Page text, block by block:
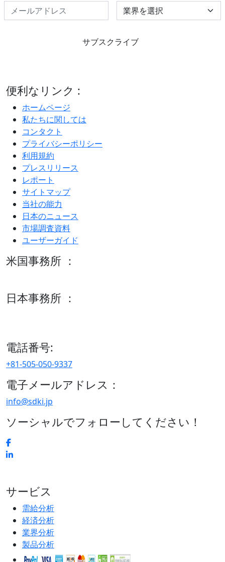
Select Industry
サブスクライブ
便利なリンク :
ホームページ
私たちに関しては
コンタクト
プライバシーポリシー
利用規約
プレスリリース
レポート
サイトマップ
当社の能力
日本のニュース
市場調査資料
ユーザーガイド
米国事務所 ：
日本事務所 ：
電話番号:
+81-505-050-9337
電子メールアドレス：
info@sdki.jp
ソーシャルでフォローしてください！
サービス
需給分析
経済分析
業界分析
製品分析